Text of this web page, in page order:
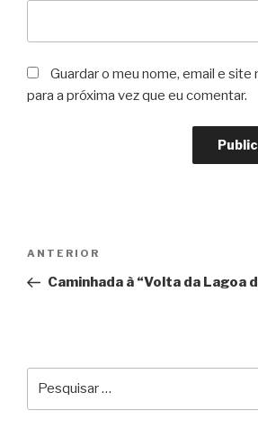
Guardar o meu nome, email e
para a próxima vez que eu comentar.
artigos
Conteúdo
anterior
ANTERIOR
Caminhada à “Volta da Lagoa